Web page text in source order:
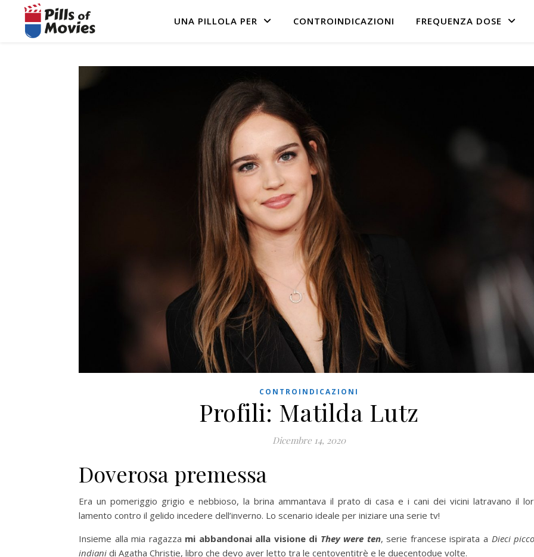
UNA PILLOLA PER CONTROINDICAZIONI FREQUENZA DOSE
CONTROINDICAZIONI
Profili: Matilda Lutz
Dicembre 14, 2020
Doverosa premessa
Era un pomeriggio grigio e nebbioso, la brina ammantava il prato di casa e i cani dei vicini latravano il
lamento contro il gelido incedere dell’inverno. Lo scenario ideale per iniziare una serie tv!
Insieme alla mia ragazza mi abbandonai alla visione di They were ten, serie francese ispirata a Dieci
indiani di Agatha Christie, libro che devo aver letto tra le centoventitrè e le duecentodue volte.